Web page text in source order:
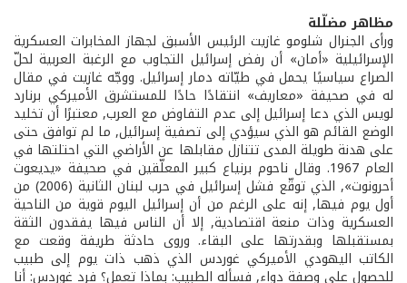
مظاهر مضلّلة
ورأى الجنرال شلومو غازيت الرئيس الأسبق لجهاز المخابرات العسكرية
الإسرائيلية‏‏ «أمان‏»‏ أن رفض إسرائيل التجاوب مع الرغبة العربية لحلّ
الصراع سياسيًا يحمل في طيّاته دمار إسرائيل‏.‏ ووجّه غازيت في مقال
له في صحيفة‏ «معاريف»‏ انتقادًا حادًا للمستشرق الأميركي برنارد
لويس الذي دعا إسرائيل إلى عدم التفاوض مع العرب‏,‏ معتبرًا أن تخليد
الوضع القائم هو الذي سيؤدي إلى تصفية إسرائيل‏,‏ ما لم توافق حتى
على هدنة طويلة المدى تتنازل مقابلها عن الأراضي التي احتلتها في
العام ‏1967.‏ وقال ناحوم برنياع كبير المعلّقين في صحيفة‏ «يديعوت
أحرونوت»,‏ الذي توقّع فشل إسرائيل في حرب لبنان الثانية (2006) من
أول يوم فيها‏,‏ إنه على الرغم من أن إسرائيل اليوم قوية من الناحية
العسكرية وذات منعة اقتصادية‏,‏ إلا أن الناس فيها يفقدون الثقة
بمستقبلها وبقدرتها على البقاء‏.‏ وروى حادثة طريفة وقعت مع
الكاتب اليهودي الأميركي غوردس الذي ذهب ذات يوم إلى طبيب
للحصول على وصفة دواء‏,‏ فسأله الطبيب‏: بماذا تعمل؟‏ فرد غوردس‏:‏ أنا